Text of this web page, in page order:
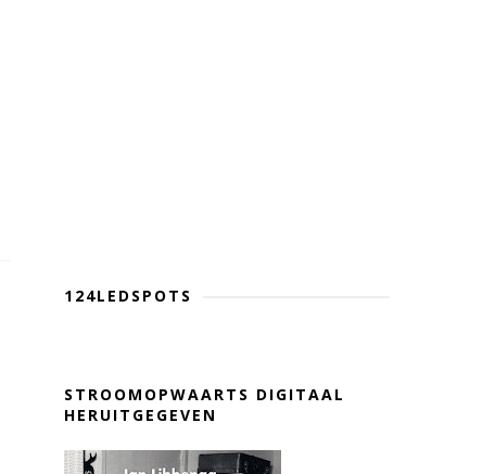
124LEDSPOTS
STROOMOPWAARTS DIGITAAL
HERUITGEGEVEN